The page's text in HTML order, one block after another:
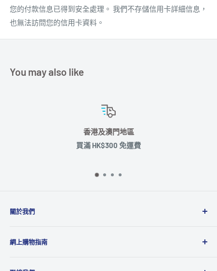
您的付款信息已得到安全處理。 我們不存儲信用卡詳細信息，
也無法訪問您的信用卡資料。
You may also like
接受 信用卡 / PayMe / Wechat Pay / 支付寶 /
關於我們
商，代理多達20多個國際品牌，產品包括消費性電子產
網上購物指南